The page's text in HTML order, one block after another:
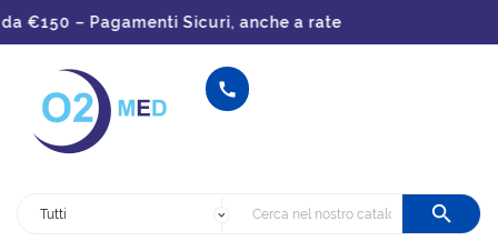
– Pagamenti Sicuri, anche a rate

